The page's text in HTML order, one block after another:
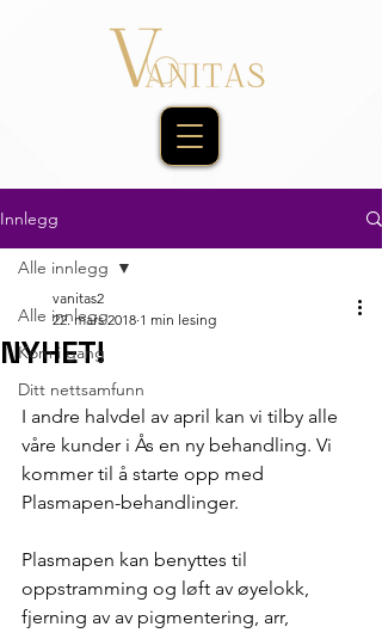
Innlegg
Alle innlegg
Kom i gang
Ditt nettsamfunn
Alle innlegg
NYHET!
vanitas2
22. mars 2018 1 min lesing
I andre halvdel av april kan vi tilby alle
våre kunder i Ås en ny behandling. Vi
kommer til å starte opp med
Plasmapen-behandlinger.
Plasmapen kan benyttes til
oppstramming og løft av øyelokk,
fjerning av av pigmentering, arr,